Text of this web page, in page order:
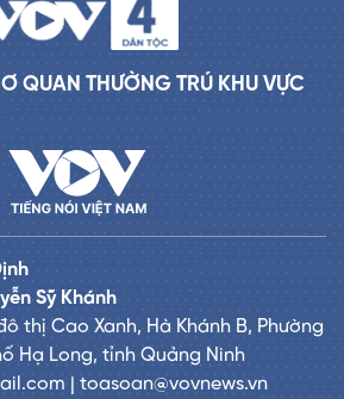
QUAN THƯỜNG TRÚ KHU VỰC
Sỹ Khánh
thị Cao Xanh, Hà Khánh B, Phường
Hạ Long, tỉnh Quảng Ninh
| toasoan@vovnews.vn